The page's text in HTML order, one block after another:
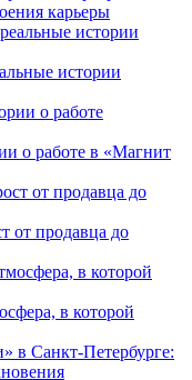
карьеры
истории
о работе в «Магнит
от продавца до
в которой